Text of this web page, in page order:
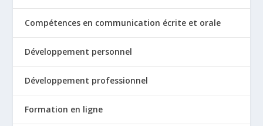
Compétences en communication écrite et orale
Développement personnel
Développement professionnel
Formation en ligne